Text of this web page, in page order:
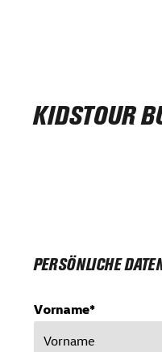
KIDSTOUR
PERSÖNLICHE
Vorname*